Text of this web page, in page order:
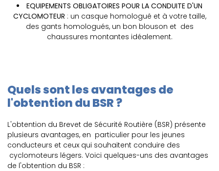
EQUIPEMENTS OBLIGATOIRES POUR LA CONDUITE D'UN
CYCLOMOTEUR : un casque homologué et à votre taille,
des gants homologués, un bon blouson et des
chaussures montantes idéalement.
Quels sont les avantages de
l'obtention du BSR ?
L'obtention du Brevet de Sécurité Routière (BSR) présente
plusieurs avantages, en particulier pour les jeunes
conducteurs et ceux qui souhaitent conduire des
cyclomoteurs légers. Voici quelques-uns des avantages
de l'obtention du BSR :